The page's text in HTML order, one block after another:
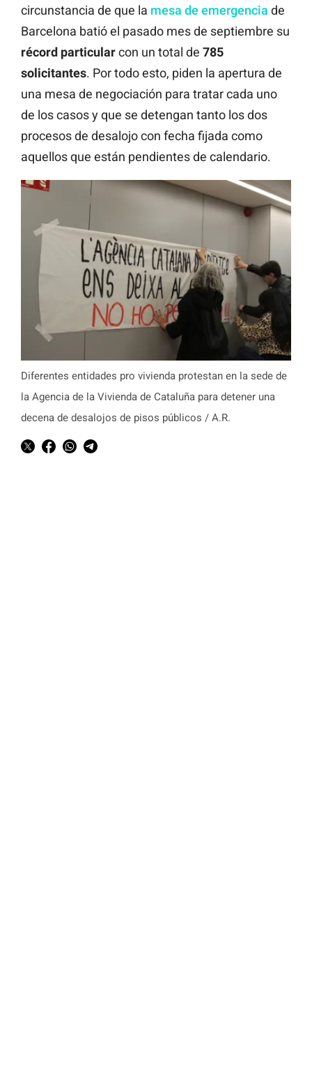
circunstancia de que la mesa de emergencia de
Barcelona batió el pasado mes de septiembre su
récord particularcon un total de 785
solicitantes. Por todo esto, piden la apertura de
una mesa de negociación para tratar cada uno
de los casos y que se detengan tanto los dos
procesos de desalojo con fecha fijada como
aquellos que están pendientes de calendario.
Diferentes entidades pro vivienda protestan en la sede de
la Agencia de la Vivienda de Cataluña para detener una
decena de desalojos de pisos públicos / A.R.